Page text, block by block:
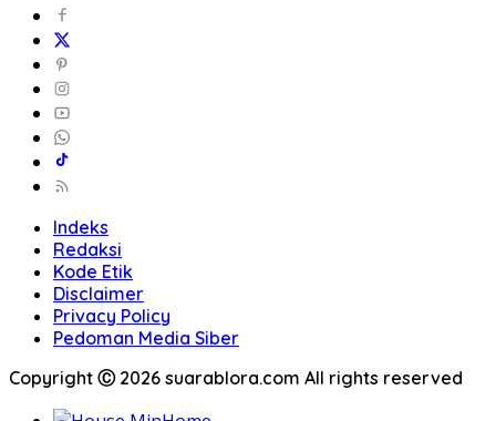
Indeks
Redaksi
Kode Etik
Disclaimer
Privacy Policy
Pedoman Media Siber
Copyright Ⓒ 2026 suarablora.com All rights reserved